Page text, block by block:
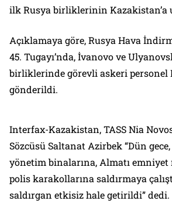
ilk Rusya birliklerinin Kazakistan’a
Açıklamaya göre, Rusya Hava
45. Tugayı’nda, İvanovo ve
birliklerinde görevli askeri personel
gönderildi.
Interfax-Kazakistan, TASS Nia
Sözcüsü Saltanat Azirbek “Dün gece,
yönetim binalarına, Almatı
polis karakollarına saldırmaya
saldırgan etkisiz hale getirildi” dedi.